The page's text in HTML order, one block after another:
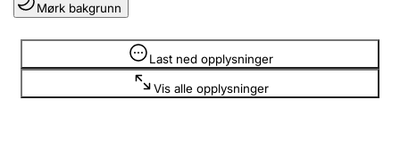
Lag og forening
Registrere, endre, slette
Mørk bakgrunn
Last ned opplysninger
Vis alle opplysninger
Opplysninger er skjult